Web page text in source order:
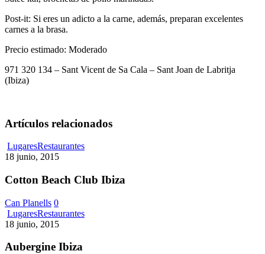
Post-it: Si eres un adicto a la carne, además, preparan excelentes
carnes a la brasa.
Precio estimado: Moderado
971 320 134 – Sant Vicent de Sa Cala – Sant Joan de Labritja
(Ibiza)
Artículos relacionados
LugaresRestaurantesCotton
Ibiza
18 junio, 2015
Cotton Beach Club Ibiza
Can Planells 0
LugaresRestaurantesAubergine
18 junio, 2015
Aubergine Ibiza